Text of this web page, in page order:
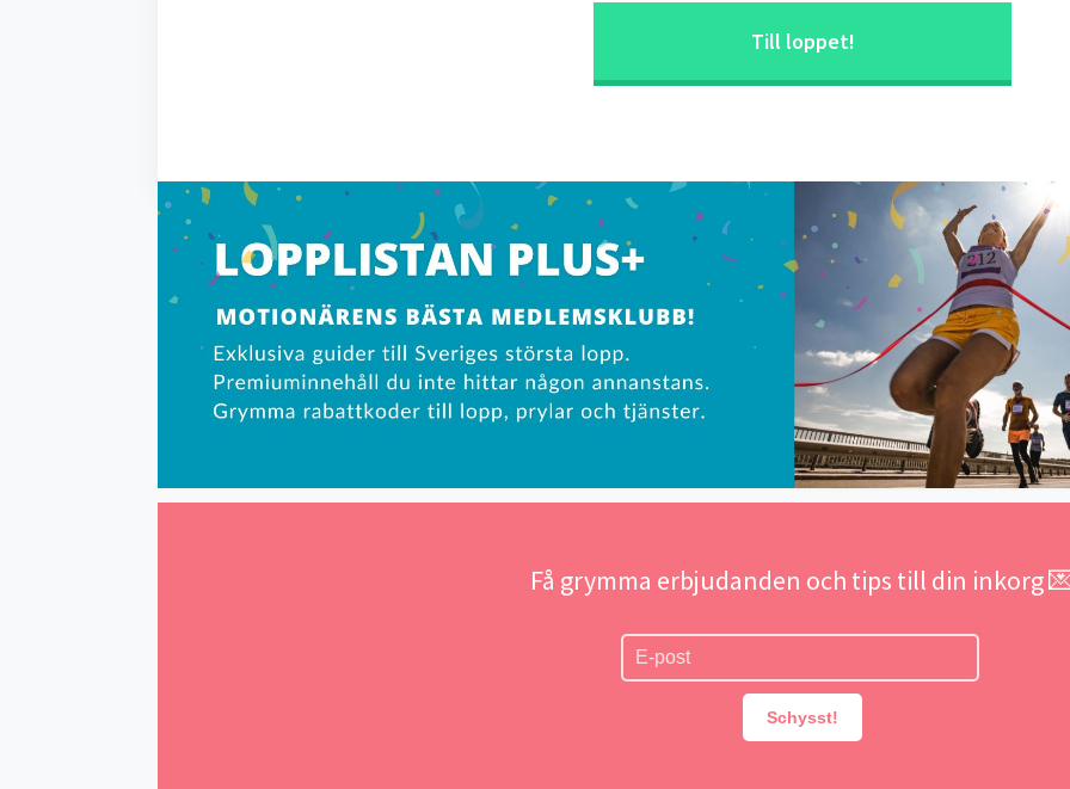
Till loppet!
Få grymma erbjudanden och tips till din inkorg
Schysst!